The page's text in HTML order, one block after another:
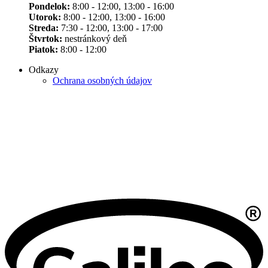
Pondelok: 8:00 - 12:00, 13:00 - 16:00
Utorok: 8:00 - 12:00, 13:00 - 16:00
Streda: 7:30 - 12:00, 13:00 - 17:00
Štvrtok: nestránkový deň
Piatok: 8:00 - 12:00
Odkazy
Ochrana osobných údajov